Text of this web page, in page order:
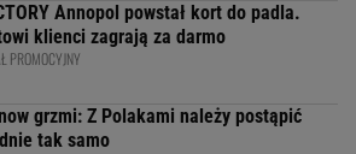
Annopol powstał kort do padla.
klienci zagrają za darmo
PROMOCYJNY
grzmi: Z Polakami należy postąpić
tak samo